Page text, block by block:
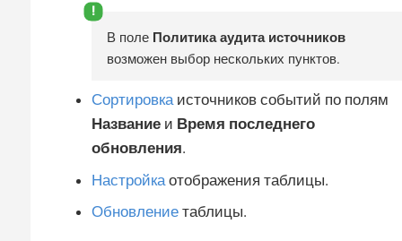
В поле Политика аудита источников
возможен выбор нескольких пунктов.
Сортировкаисточников событий по полям
Название и Время последнего
обновления.
Настройка отображения таблицы.
Обновление таблицы.